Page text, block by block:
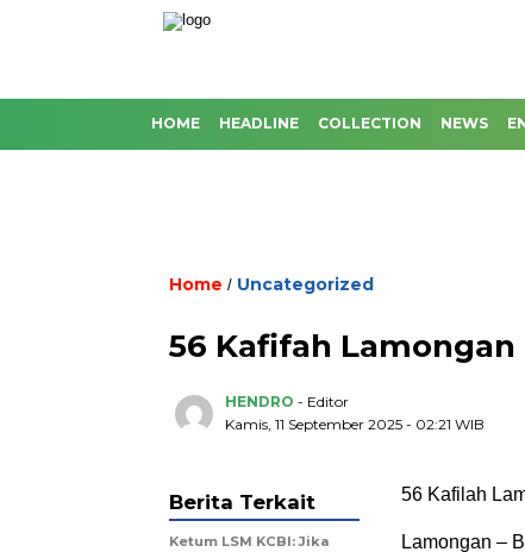
HOME HEADLINE COLLECTION NEWS
Home / Uncategorized
56 Kafifah
HENDRO - Editor
Kamis, 11 September 2025 - 02:21 WIB
56 Kafilah
Lamongan –
Berita Terkait
Ketum LSM KCBI: Jika